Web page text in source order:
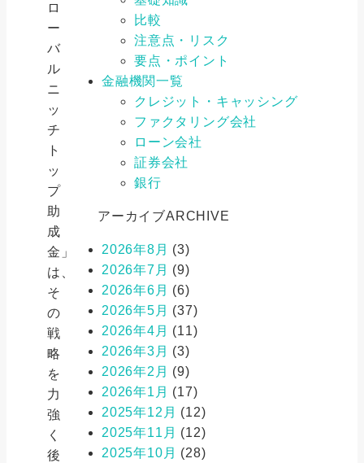
ロ
ー
バ
ル
ニ
ッ
チ
ト
ッ
プ
助
成
金」
は、
そ
の
戦
略
を
力
強
く
後
比較
注意点・リスク
要点・ポイント
金融機関一覧
クレジット・キャッシング
ファクタリング会社
ローン会社
証券会社
銀行
アーカイブARCHIVE
2026年8月 (3)
2026年7月 (9)
2026年6月 (6)
2026年5月 (37)
2026年4月 (11)
2026年3月 (3)
2026年2月 (9)
2026年1月 (17)
2025年12月 (12)
2025年11月 (12)
2025年10月 (28)